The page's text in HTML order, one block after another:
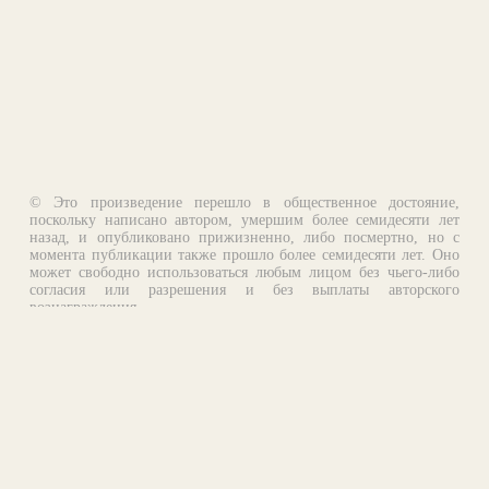
© Это произведение перешло в общественное достояние,
поскольку написано автором, умершим более семидесяти лет
назад, и опубликовано прижизненно, либо посмертно, но с
момента публикации также прошло более семидесяти лет. Оно
может свободно использоваться любым лицом без чьего-либо
согласия или разрешения и без выплаты авторского
вознаграждения.